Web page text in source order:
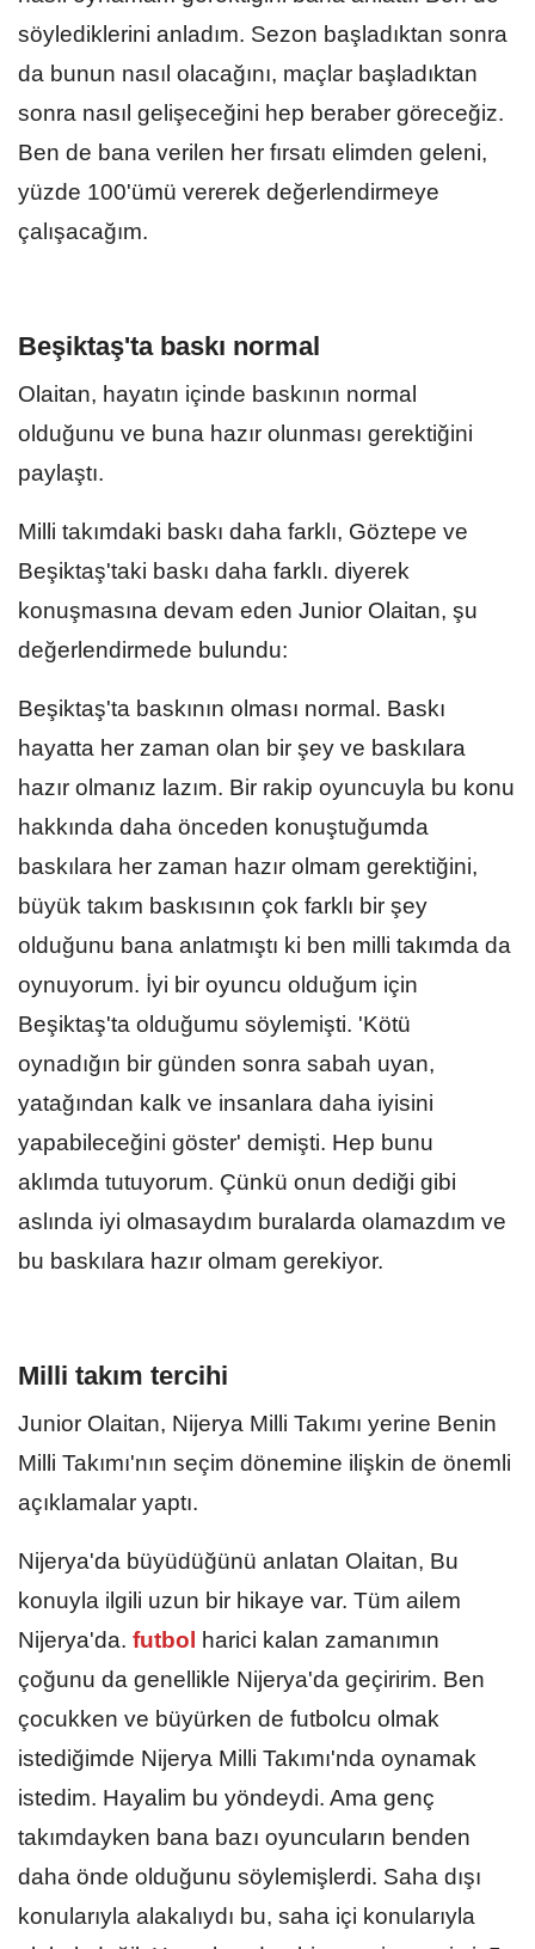
söylediklerini anladım. Sezon başladıktan sonra
da bunun nasıl olacağını, maçlar başladıktan
sonra nasıl gelişeceğini hep beraber göreceğiz.
Ben de bana verilen her fırsatı elimden geleni,
yüzde 100'ümü vererek değerlendirmeye
çalışacağım.
Beşiktaş'ta baskı normal
Olaitan, hayatın içinde baskının normal
olduğunu ve buna hazır olunması gerektiğini
paylaştı.
Milli takımdaki baskı daha farklı, Göztepe ve
Beşiktaş'taki baskı daha farklı. diyerek
konuşmasına devam eden Junior Olaitan, şu
değerlendirmede bulundu:
Beşiktaş'ta baskının olması normal. Baskı
hayatta her zaman olan bir şey ve baskılara
hazır olmanız lazım. Bir rakip oyuncuyla bu konu
hakkında daha önceden konuştuğumda
baskılara her zaman hazır olmam gerektiğini,
büyük takım baskısının çok farklı bir şey
olduğunu bana anlatmıştı ki ben milli takımda da
oynuyorum. İyi bir oyuncu olduğum için
Beşiktaş'ta olduğumu söylemişti. 'Kötü
oynadığın bir günden sonra sabah uyan,
yatağından kalk ve insanlara daha iyisini
yapabileceğini göster' demişti. Hep bunu
aklımda tutuyorum. Çünkü onun dediği gibi
aslında iyi olmasaydım buralarda olamazdım ve
bu baskılara hazır olmam gerekiyor.
Milli takım tercihi
Junior Olaitan, Nijerya Milli Takımı yerine Benin
Milli Takımı'nın seçim dönemine ilişkin de önemli
açıklamalar yaptı.
Nijerya'da büyüdüğünü anlatan Olaitan, Bu
konuyla ilgili uzun bir hikaye var. Tüm ailem
Nijerya'da. futbol harici kalan zamanımın
çoğunu da genellikle Nijerya'da geçiririm. Ben
çocukken ve büyürken de futbolcu olmak
istediğimde Nijerya Milli Takımı'nda oynamak
istedim. Hayalim bu yöndeydi. Ama genç
takımdayken bana bazı oyuncuların benden
daha önde olduğunu söylemişlerdi. Saha dışı
konularıyla alakalıydı bu, saha içi konularıyla